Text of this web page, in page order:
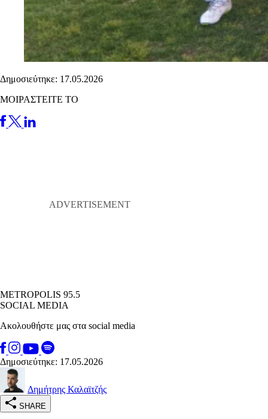
Δημοσιεύτηκε: 17.05.2026
ΜΟΙΡΑΣΤΕΙΤΕ ΤΟ
METROPOLIS 95.5
SOCIAL MEDIA
Ακολουθήστε μας στα social media
Δημοσιεύτηκε: 17.05.2026
Δημήτρης Καλαϊτζής
SHARE